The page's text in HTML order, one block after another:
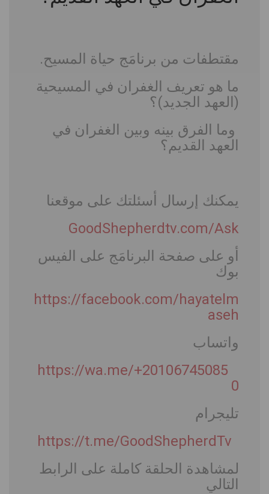
مقتطفات من برنامَج حياة المسيح.
ما هو تعريف الغفران في المسيحية
(العهد الجديد)؟
وما الفرق بينه وبين الغفران في
العهد القديم؟
يمكنك إرسال أسئلتك على موقعنا
GoodShepherdtv.com/Ask
أو على صفحة البرنامَج على الفيس
بوك
https://facebook.com/hayatelm
aseh
واتساب
https://wa.me/+20106745085
0
تليجرام
https://t.me/GoodShepherdTv
لمشاهدة الحلقة كاملة على الرابط
التالي